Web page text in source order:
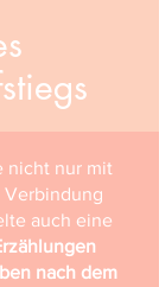
nicht nur mit
Verbindung
auch eine
nach dem